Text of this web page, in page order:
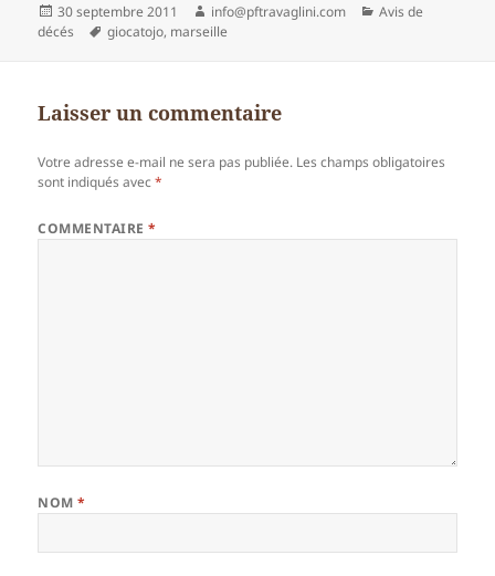
Publié
le
30 septembre 2011 Auteur
info@pftravaglini.com Catégories
Avis de
décés
Mots-
giocatojo, marseille
Laisser un commentaire
Votre adresse e-mail ne sera pas publiée. Les champs obligatoires
sont indiqués avec*
COMMENTAIRE*
NOM*